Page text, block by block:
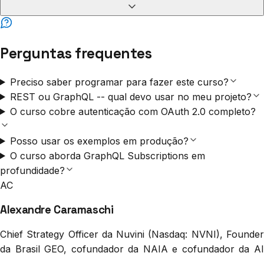
Perguntas frequentes
Preciso saber programar para fazer este curso?
REST ou GraphQL -- qual devo usar no meu projeto?
O curso cobre autenticação com OAuth 2.0 completo?
Posso usar os exemplos em produção?
O curso aborda GraphQL Subscriptions em
profundidade?
AC
Alexandre Caramaschi
Chief Strategy Officer da Nuvini (Nasdaq: NVNI), Founder
da Brasil GEO, cofundador da NAIA e cofundador da AI